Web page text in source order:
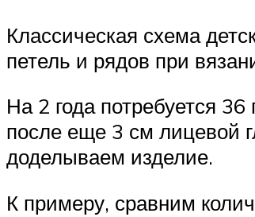
Классическая схема
петель и рядов при
На 2 года потребуется
после еще 3 см лицевой
доделываем изделие.
К примеру, сравним